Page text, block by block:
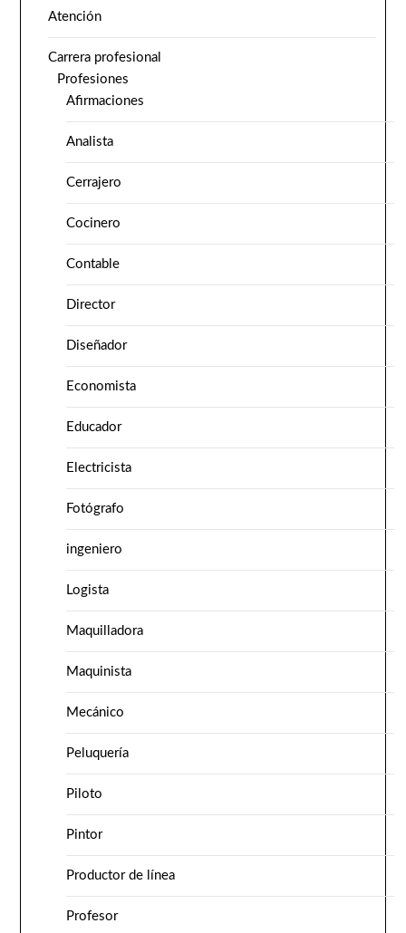
Atención
Carrera profesional
Profesiones
Afirmaciones
Analista
Cerrajero
Cocinero
Contable
Director
Diseñador
Economista
Educador
Electricista
Fotógrafo
ingeniero
Logista
Maquilladora
Maquinista
Mecánico
Peluquería
Piloto
Pintor
Productor de línea
Profesor